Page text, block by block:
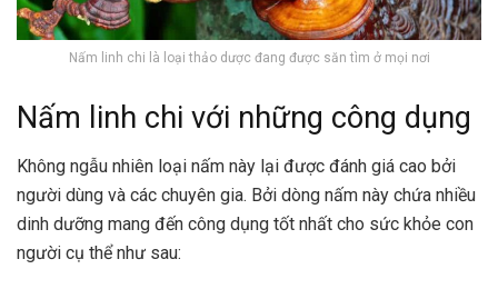
Nấm linh chi là loại thảo dược đang được săn tìm ở mọi nơi
Nấm linh chi với những công dụng
Không ngẫu nhiên loại nấm này lại được đánh giá cao bởi
người dùng và các chuyên gia. Bởi dòng nấm này chứa nhiều
dinh dưỡng mang đến công dụng tốt nhất cho sức khỏe con
người cụ thể như sau: